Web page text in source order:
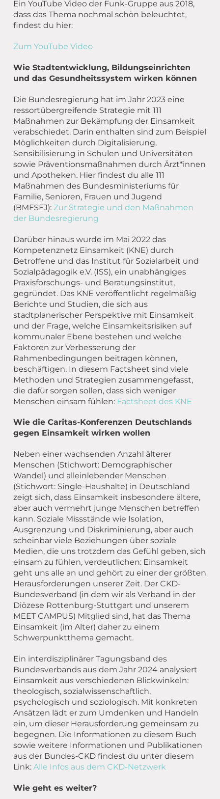
Ein YouTube Video der Funk-Gruppe aus 2018,
dass das Thema nochmal schön beleuchtet,
findest du hier:
Zum YouTube Video
Wie Stadtentwicklung, Bildungseinrichten
und das Gesundheitssystem wirken können
Die Bundesregierung hat im Jahr 2023 eine
ressortübergreifende Strategie mit 111
Maßnahmen zur Bekämpfung der Einsamkeit
verabschiedet. Darin enthalten sind zum Beispiel
Möglichkeiten durch Digitalisierung,
Sensibilisierung in Schulen und Universitäten
sowie Präventionsmaßnahmen durch Ärzt*innen
und Apotheken. Hier findest du alle 111
Maßnahmen des Bundesministeriums für
Familie, Senioren, Frauen und Jugend
(BMFSFJ): Zur Strategie und den Maßnahmen
der Bundesregierung
Darüber hinaus wurde im Mai 2022 das
Kompetenznetz Einsamkeit (KNE) durch
Betroffene und das Institut für Sozialarbeit und
Sozialpädagogik e.V. (ISS), ein unabhängiges
Praxisforschungs- und Beratungsinstitut,
gegründet. Das KNE veröffentlicht regelmäßig
Berichte und Studien, die sich aus
stadtplanerischer Perspektive mit Einsamkeit
und der Frage, welche Einsamkeitsrisiken auf
kommunaler Ebene bestehen und welche
Faktoren zur Verbesserung der
Rahmenbedingungen beitragen können,
beschäftigen. In diesem Factsheet sind viele
Methoden und Strategien zusammengefasst,
die dafür sorgen sollen, dass sich weniger
Menschen einsam fühlen: Factsheet des KNE
Wie die Caritas-Konferenzen Deutschlands
gegen Einsamkeit wirken wollen
Neben einer wachsenden Anzahl älterer
Menschen (Stichwort: Demographischer
Wandel) und alleinlebender Menschen
(Stichwort: Single-Haushalte) in Deutschland
zeigt sich, dass Einsamkeit insbesondere ältere,
aber auch vermehrt junge Menschen betreffen
kann. Soziale Missstände wie Isolation,
Ausgrenzung und Diskriminierung, aber auch
scheinbar viele Beziehungen über soziale
Medien, die uns trotzdem das Gefühl geben, sich
einsam zu fühlen, verdeutlichen: Einsamkeit
geht uns alle an und gehört zu einer der größten
Herausforderungen unserer Zeit. Der CKD-
Bundesverband (in dem wir als Verband in der
Diözese Rottenburg-Stuttgart und unserem
MEET CAMPUS) Mitglied sind, hat das Thema
Einsamkeit (im Alter) daher zu einem
Schwerpunktthema gemacht.
Ein interdisziplinärer Tagungsband des
Bundesverbands aus dem Jahr 2024 analysiert
Einsamkeit aus verschiedenen Blickwinkeln:
theologisch, sozialwissenschaftlich,
psychologisch und soziologisch. Mit konkreten
Ansätzen lädt er zum Umdenken und Handeln
ein, um dieser Herausforderung gemeinsam zu
begegnen. Die Informationen zu diesem Buch
sowie weitere Informationen und Publikationen
aus der Bundes-CKD findest du unter diesem
Link: Alle Infos aus dem CKD-Netzwerk
Wie geht es weiter?